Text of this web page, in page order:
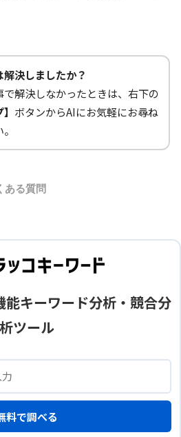
解決しましたか？
で解決しなかったときは、右下の
ボタンからAIにお気軽にお尋ね
ある質問
キーワード分析・競合分
析ツール
料で調べる